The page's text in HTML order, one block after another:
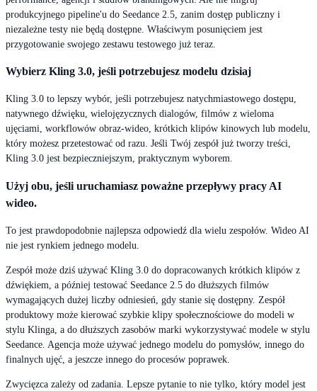
produkcyjnego pipeline'u do Seedance 2.5, zanim dostęp publiczny i
niezależne testy nie będą dostępne. Właściwym posunięciem jest
przygotowanie swojego zestawu testowego już teraz.
Wybierz Kling 3.0, jeśli potrzebujesz modelu dzisiaj
Kling 3.0 to lepszy wybór, jeśli potrzebujesz natychmiastowego dostępu,
natywnego dźwięku, wielojęzycznych dialogów, filmów z wieloma
ujęciami, workflowów obraz-wideo, krótkich klipów kinowych lub modelu,
który możesz przetestować od razu. Jeśli Twój zespół już tworzy treści,
Kling 3.0 jest bezpieczniejszym, praktycznym wyborem.
Użyj obu, jeśli uruchamiasz poważne przepływy pracy AI
wideo.
To jest prawdopodobnie najlepsza odpowiedź dla wielu zespołów. Wideo AI
nie jest rynkiem jednego modelu.
Zespół może dziś używać Kling 3.0 do dopracowanych krótkich klipów z
dźwiękiem, a później testować Seedance 2.5 do dłuższych filmów
wymagających dużej liczby odniesień, gdy stanie się dostępny. Zespół
produktowy może kierować szybkie klipy społecznościowe do modeli w
stylu Klinga, a do dłuższych zasobów marki wykorzystywać modele w stylu
Seedance. Agencja może używać jednego modelu do pomysłów, innego do
finalnych ujęć, a jeszcze innego do procesów poprawek.
Zwycięzca zależy od zadania. Lepsze pytanie to nie tylko, który model jest